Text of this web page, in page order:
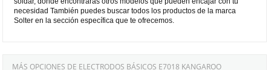
necesidad También puedes buscar todos los productos de la marca
Solter en la sección específica que te ofrecemos.
MÁS OPCIONES DE ELECTRODOS BÁSICOS E7018 KANGAROO